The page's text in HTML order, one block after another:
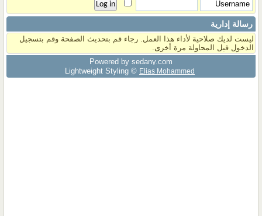
رسالة إدارية
ليست لديك صلاحية لأداء هذا العمل. رجاء قم بتحديث الصفحة وقم بتسجيل
الدخول قبل المحاولة مرة أخرى.
Powered by sedany.com
Lightweight Styling © Elias Mohammed